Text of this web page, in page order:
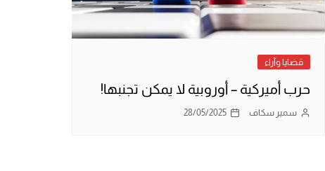
قضايا وآراء
حرب أميركية – أوروبية لا يمكن تجنبها!
سمير سكاف 28/05/2025